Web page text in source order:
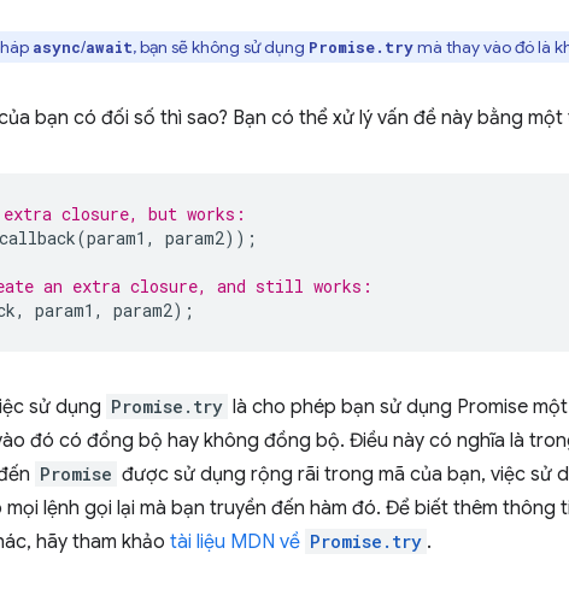
async/await, bạn sẽ không sử dụng Promise.trymà thay vào đó là
bạn có đối số thì sao? Bạn có thể xử lý vấn đề này bằng
closure, but works:
callback(param1 , param2));
an extra closure, and still works:
, param1 , param2);
sử dụng Promise.try là cho phép bạn sử dụng Promise
đó có đồng bộ hay không đồng bộ. Điều này có nghĩa là
Promise được sử dụng rộng rãi trong mã của bạn, việc sử
lệnh gọi lại mà bạn truyền đến hàm đó. Để biết thêm
hãy tham khảo tài liệu MDN về Promise.try .